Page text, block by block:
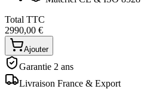
Total TTC
2990,00 €
Ajouter
Garantie 2 ans
Livraison France & Export